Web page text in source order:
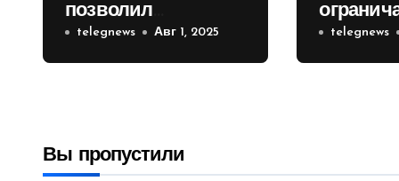
позволил
инвесторам из
враждебных
telegnews Авг 1, 2025 telegnews
Вы пропустили